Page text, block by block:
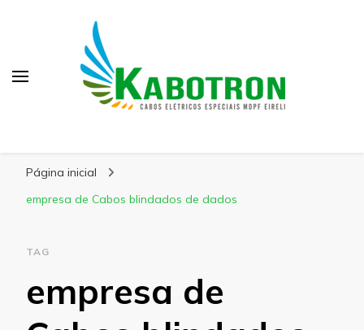
Página inicial
empresa de Cabos blindados de dados
TAG
empresa de